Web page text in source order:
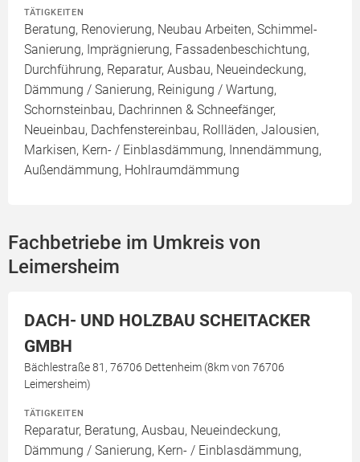
TÄTIGKEITEN
Beratung, Renovierung, Neubau Arbeiten, Schimmel-
Sanierung, Imprägnierung, Fassadenbeschichtung,
Durchführung, Reparatur, Ausbau, Neueindeckung,
Dämmung / Sanierung, Reinigung / Wartung,
Schornsteinbau, Dachrinnen & Schneefänger,
Neueinbau, Dachfenstereinbau, Rollläden, Jalousien,
Markisen, Kern- / Einblasdämmung, Innendämmung,
Außendämmung, Hohlraumdämmung
Fachbetriebe im Umkreis von
Leimersheim
DACH- UND HOLZBAU SCHEITACKER
GMBH
Bächlestraße 81, 76706 Dettenheim (8km von 76706
Leimersheim)
TÄTIGKEITEN
Reparatur, Beratung, Ausbau, Neueindeckung,
Dämmung / Sanierung, Kern- / Einblasdämmung,